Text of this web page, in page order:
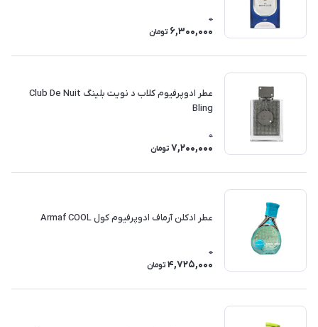
0
6,300,000 تومان
عطر ادوپرفیوم کلاب د نویت بلینگ Club De Nuit
Bling
0
7,200,000 تومان
عطر ادکلن آرماف ادوپرفیوم کول Armaf COOL
0
4,725,000 تومان